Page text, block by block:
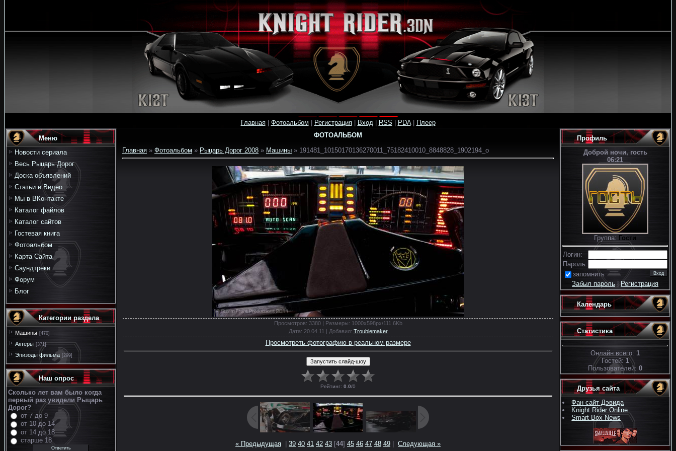
Главная| Фотоальбом Регистрация| Вход| RSS PDA| Плеер
Меню
Новости сериала
Весь Рыцарь Дорог
Доска объявлений
Статьи и Видео
Мы в ВКонтакте
Каталог файлов
Каталог сайтов
Гостевая книга
Фотоальбом
Карта Сайта
Саундтреки
Форум
Блог
Категории раздела
Машины [470]
Актеры [371]
Эпизоды фильма [299]
Наш опрос
Сколько лет вам было когда
первый раз увидели Рыцарь
Дорог?
от 7 до 9
от 10 до 14
от 14 до 18
старше 18
ФОТОАЛЬБОМ
Главная » Фотоальбом » Рыцарь Дорог 2008 » Машины » 191481_10150170136270011_75182410010_8848828_1902194_o
Просмотров: 3380 | Размеры: 1000x598px/111.6Kb
Дата: 20.04.11 | Добавил: Troublemaker
Просмотреть фотографию в реальном размере
Рейтинг: 0.0/0
« Предыдущая 39 40 41 42 43 [44] 45 46 47 48 49 Следующая »
Профиль
Доброй ночи, гость
06:21
Группа: Гости
Логин:
Пароль:
запомнить
Забыл пароль|Регистрация
Календарь
Статистика
Онлайн всего: 1
Гостей: 1
Пользователей: 0
Друзья сайта
Фан сайт Дэвида
Knight Rider Online
Smart Box News